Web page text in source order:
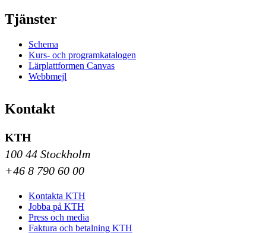
Tjänster
Schema
Kurs- och programkatalogen
Lärplattformen Canvas
Webbmejl
Kontakt
KTH
100 44 Stockholm
+46 8 790 60 00
Kontakta KTH
Jobba på KTH
Press och media
Faktura och betalning KTH